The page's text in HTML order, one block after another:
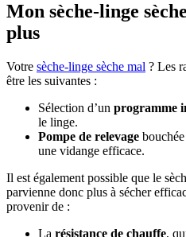
Mon sèche-linge
plus
Votre sèche-linge sèche mal ? Les
être les suivantes :
Sélection d’un programme
le linge.
Pompe de relevage
une vidange efficace.
Il est également possible que le
parvienne donc plus à sécher
provenir de :
La résistance de chauffe,